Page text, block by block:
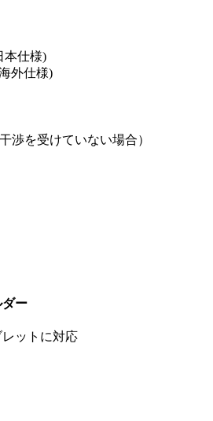
本仕様)
外仕様)
渉を受けていない場合）
ー
ットに対応